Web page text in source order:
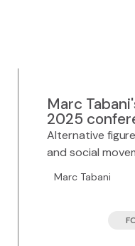
Marc
2025
Alternative
and social
Marc Tabani